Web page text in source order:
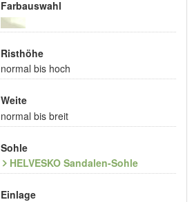
Farbauswahl
Risthöhe
normal bis hoch
Weite
normal bis breit
Sohle
HELVESKO Sandalen-Sohle
Einlage